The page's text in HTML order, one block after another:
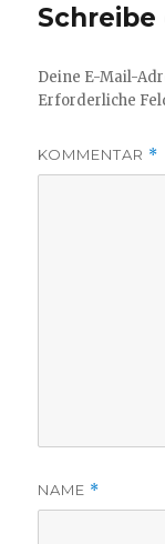
Deine E-Mail-
Erforderliche
KOMMENTAR *
NAME *